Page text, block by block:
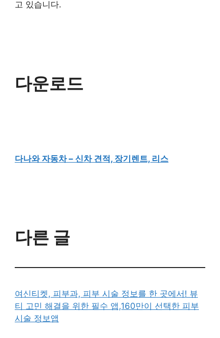
고 있습니다.
다운로드
다나와 자동차 – 신차 견적, 장기렌트, 리스
다른 글
여신티켓, 피부과, 피부 시술 정보를 한 곳에서! 뷰
티 고민 해결을 위한 필수 앱,160만이 선택한 피부
시술 정보앱